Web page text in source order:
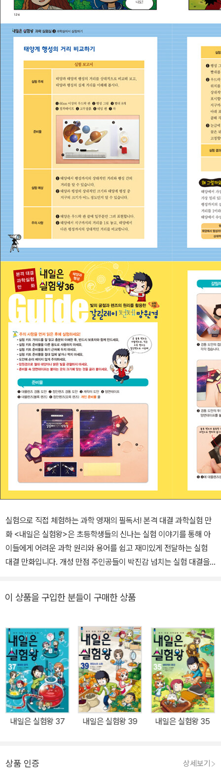
실험으로 직접 체험하는 과학 영재의 필독서! 본격 대결 과학실험 만
화 <내일은 실험왕>은 초등학생들의 신나는 실험 이야기를 통해 아
이들에게 어려운 과학 원리와 용어를 쉽고 재미있게 전달하는 실험
대결 만화입니다. 개성 만점 주인공들이 박진감 넘치는 실험 대결을
다루어 아이들의 과학에 대한 흥미와 탐구심을 높이는 데 적격입니
키트’를 통해, 단순한 이론 암기에 그치는 것이 아니라 체험을 통한 높
은 학습 성과를 눈으로 확인할 수 있습니다. 과학에 관심이 많은 아이
들에게는 좋은 친구가, 과학을 어려워하는 아이들에게는 훌륭한 과학
선생님이 될 것입니다. 학습 내용 태양계의 탄생과 구성 요소, 행성의
분류와 조건, 행성의 공전과 자전, 유성과 운석 등 태양과 행성에 대한
다양한 과학 상식을 만난다! <내일은 실험왕> 36권에서는 태양계의
구성 요소, 태양과 행성의 관계에 대한 과학 정보를 한눈에 보여 주는
실험이 펼쳐집니다. 대결 속 다양하고 재미있는 실험을 통해 태양계
학 정보를 익힐 수 있습니다. 뿐만 아니라 현직 과학 교사와 과학 전문
이 상품을 구입한 분들이 구매한 상품
내일은 실험왕 37 내일은 실험왕 39 내일은 실험왕 35
상품 인증 상세보기